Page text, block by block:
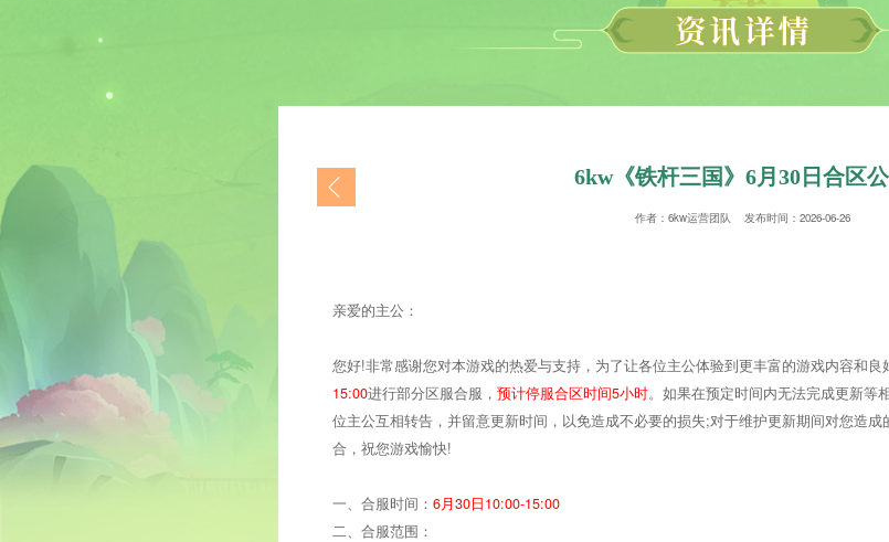
6kw《铁杆三国》6月30日合区
作者：6kw运营团队 发布时间：2026-06-26
亲爱的主公：
您好!非常感谢您对本游戏的热爱与支持，为了让各位主公体验到更丰富的游戏内容和
15:00进行部分区服合服， 预计停服合区时间5小时。如果在预定时间内无法完成更新等
位主公互相转告，并留意更新时间，以免造成不必要的损失;对于维护更新期间对您造
合，祝您游戏愉快!
一、合服时间： 6月30日10:00-15:00
二、合服范围：